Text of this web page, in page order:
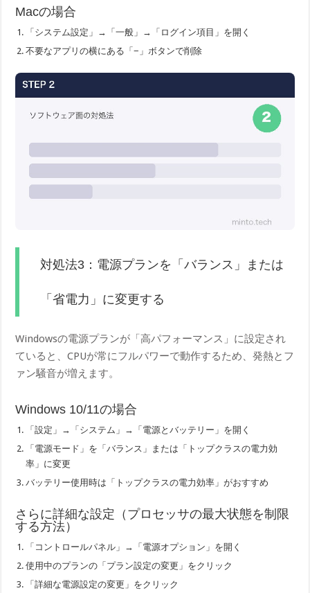
Macの場合
「システム設定」→「一般」→「ログイン項目」を開く
不要なアプリの横にある「−」ボタンで削除
対処法3：電源プランを「バランス」または
「省電力」に変更する
Windowsの電源プランが「高パフォーマンス」に設定され
ていると、CPUが常にフルパワーで動作するため、発熱とフ
ァン騒音が増えます。
Windows 10/11の場合
「設定」→「システム」→「電源とバッテリー」を開く
「電源モード」を「バランス」または「トップクラスの電力効
率」に変更
バッテリー使用時は「トップクラスの電力効率」がおすすめ
さらに詳細な設定（プロセッサの最大状態を制限
する方法）
「コントロールパネル」→「電源オプション」を開く
使用中のプランの「プラン設定の変更」をクリック
「詳細な電源設定の変更」をクリック